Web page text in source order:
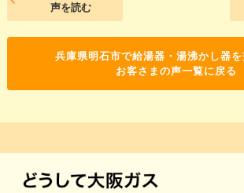
声を読む
兵庫県明石市で給湯器・湯沸かし器
お客さまの声一覧に戻る